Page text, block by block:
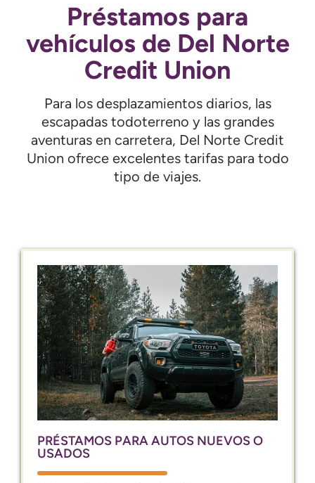
Préstamos para
vehículos de Del Norte
Credit Union
Para los desplazamientos diarios, las
escapadas todoterreno y las grandes
aventuras en carretera, Del Norte Credit
Union ofrece excelentes tarifas para todo
tipo de viajes.
PRÉSTAMOS PARA AUTOS NUEVOS O
USADOS